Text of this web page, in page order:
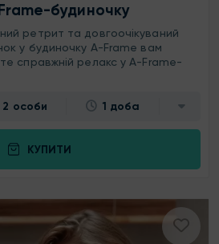
будиночку
ретрит та довгоочікуваний
у будиночку A-Frame вам
справжній релакс у A-Frame-
2 особи 1 доба
КУПИТИ